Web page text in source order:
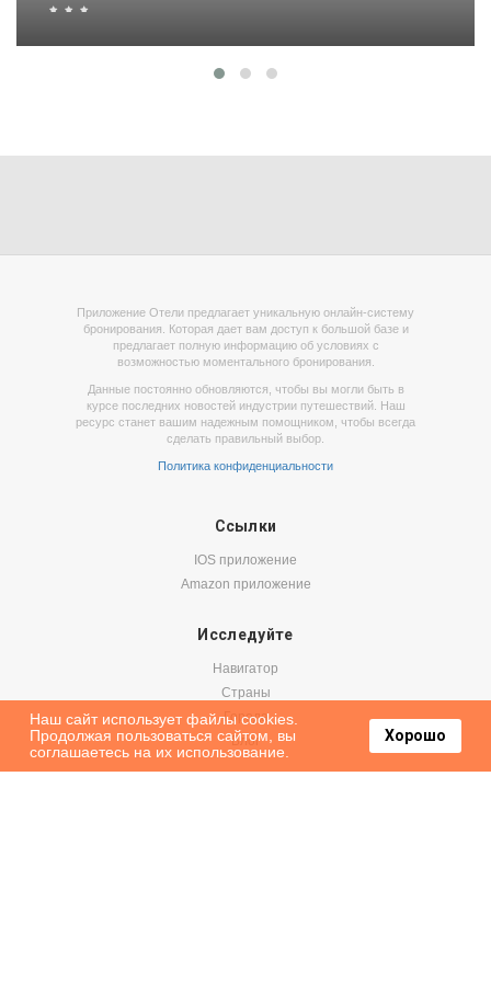
Приложение Отели предлагает уникальную онлайн-систему
бронирования. Которая дает вам доступ к большой базе и
предлагает полную информацию об условиях с
возможностью моментального бронирования.
Данные постоянно обновляются, чтобы вы могли быть в
курсе последних новостей индустрии путешествий. Наш
ресурс станет вашим надежным помощником, чтобы всегда
сделать правильный выбор.
Политика конфиденциальности
Ссылки
IOS приложение
Amazon приложение
Исследуйте
Навигатор
Страны
Города
Блог
Наш сайт использует файлы cookies.
Продолжая пользоваться сайтом, вы
соглашаетесь на их использование.
Хорошо